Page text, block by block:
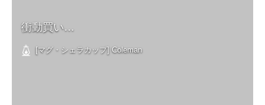
衝動買い…
[マグ・シェラカップ] Coleman